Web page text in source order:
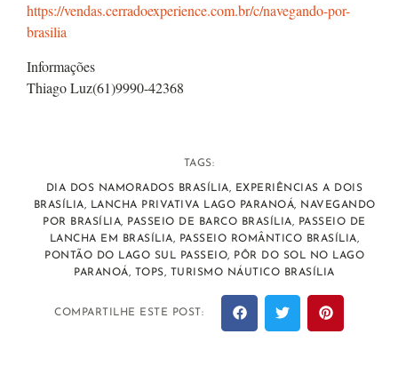
https://vendas.cerradoexperience.com.br/c/navegando-por-
brasilia
Informações
Thiago Luz(61)9990-42368
TAGS:
DIA DOS NAMORADOS BRASÍLIA, EXPERIÊNCIAS A DOIS
BRASÍLIA, LANCHA PRIVATIVA LAGO PARANOÁ, NAVEGANDO
POR BRASÍLIA, PASSEIO DE BARCO BRASÍLIA, PASSEIO DE
LANCHA EM BRASÍLIA, PASSEIO ROMÂNTICO BRASÍLIA,
PONTÃO DO LAGO SUL PASSEIO, PÔR DO SOL NO LAGO
PARANOÁ, TOPS, TURISMO NÁUTICO BRASÍLIA
COMPARTILHE ESTE POST: